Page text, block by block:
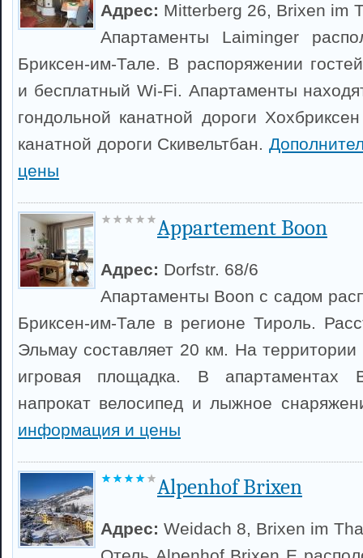
Адрес: Mitterberg 26, Brixen im
Апартаменты Laiminger
Бриксен-им-Тале. В распоряжении
и бесплатный Wi-Fi. Апартаменты
гондольной канатной дороги
канатной дороги Скивельтбан.
цены
Appartement Boon
Адрес: Dorfstr. 68/6
Апартаменты Boon с садом
Бриксен-им-Тале в регионе Тироль.
Эльмау составляет 20 км. На территории
игровая площадка. В апартаментах
напрокат велосипед и лыжное
информация и цены
Alpenhof Brixen
Адрес: Weidach 8, Brixen im